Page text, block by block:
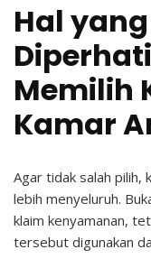
Hal
Memilih
Kamar
Agar tidak salah pilih,
lebih menyeluruh.
klaim kenyamanan,
tersebut digunakan